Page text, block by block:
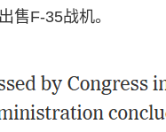
售F-35战机。